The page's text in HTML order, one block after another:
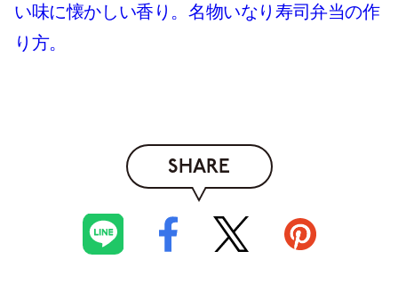
い味に懐かしい香り。名物いなり寿司弁当の作
り方。
SHARE